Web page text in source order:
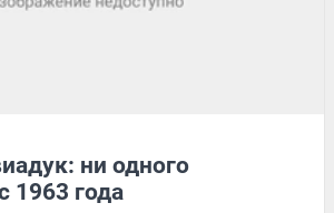
ни одного
1963 года